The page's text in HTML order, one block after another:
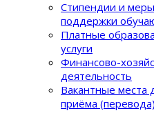
Стипендии и меры
поддержки
Платные
услуги
Финансово-
деятельность
Вакантные места
приёма (перевода)